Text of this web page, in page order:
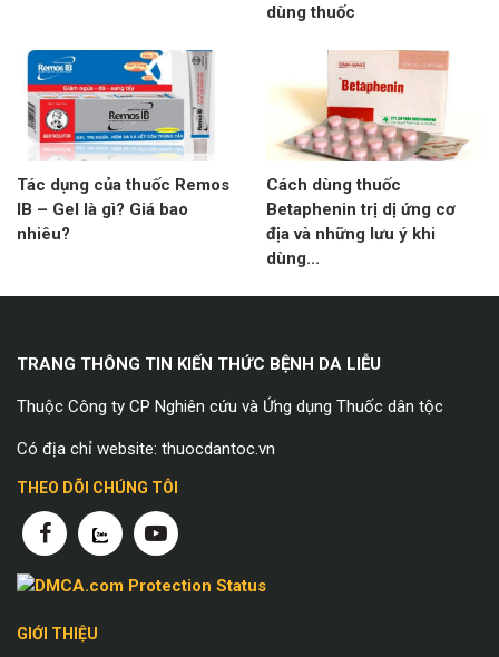
dùng thuốc
Tác dụng của thuốc Remos
IB – Gel là gì? Giá bao
nhiêu?
Cách dùng thuốc
Betaphenin trị dị ứng cơ
địa và những lưu ý khi
dùng...
TRANG THÔNG TIN KIẾN THỨC BỆNH DA LIỄU
Thuộc Công ty CP Nghiên cứu và Ứng dụng Thuốc dân tộc
Có địa chỉ website: thuocdantoc.vn
THEO DÕI CHÚNG TÔI
GIỚI THIỆU